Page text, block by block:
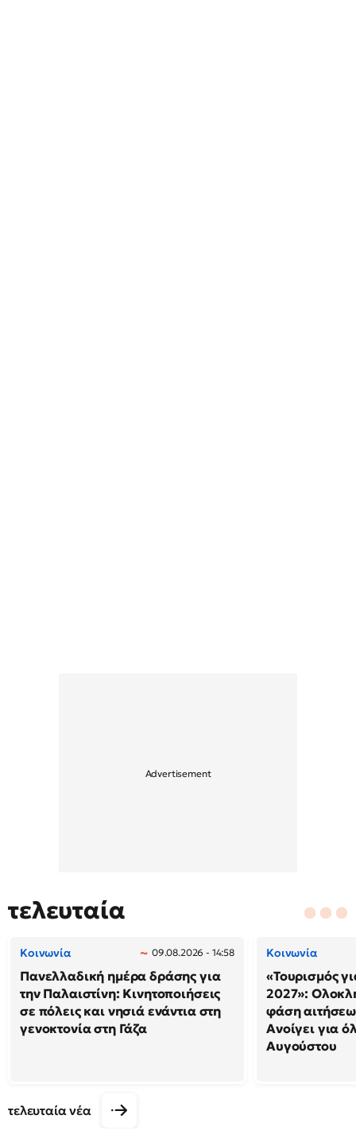
τελευταία
Κοινωνία 09.08.2026 - 14:58
Πανελλαδική ημέρα δράσης για
την Παλαιστίνη: Κινητοποιήσεις
σε πόλεις και νησιά ενάντια στη
γενοκτονία στη Γάζα
Κοινωνία
«Τουρισμός
2027»:
φάση
Ανοίγει για
Αυγούστου
τελευταία νέα